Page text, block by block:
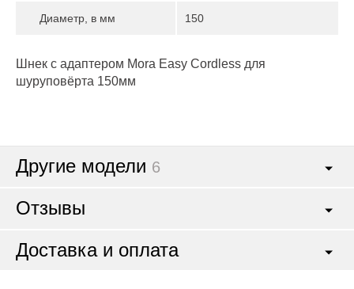
Диаметр, в мм 150
Шнек c адаптером Mora Easy Cordless для
шуруповёрта 150мм
Другие модели 6
Отзывы
Доставка и оплата